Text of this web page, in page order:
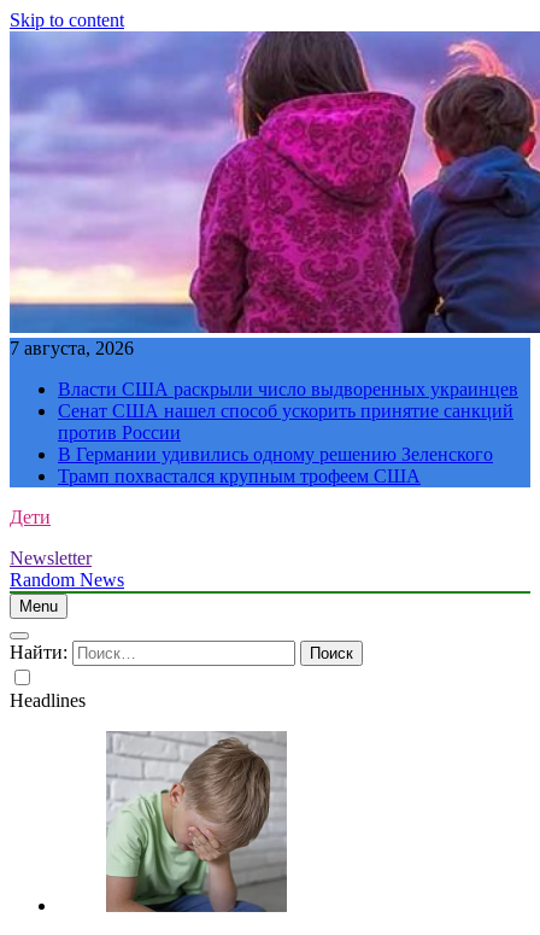
Skip to content
7 августа, 2026
Власти США раскрыли число выдворенных украинцев
Сенат США нашел способ ускорить принятие санкций
против России
В Германии удивились одному решению Зеленского
Трамп похвастался крупным трофеем США
Дети
Newsletter
Random News
Menu
Найти:
Headlines